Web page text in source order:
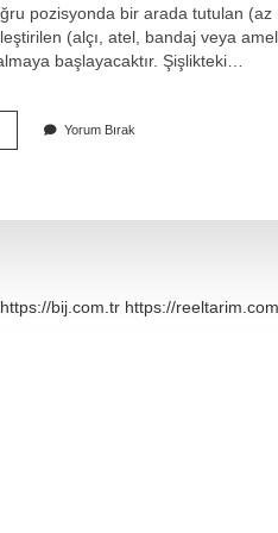
pozisyonda bir arada tutulan
(alçı, atel, bandaj veya
başlayacaktır. Şişlikteki…
Yorum Bırak
https://bij.com.tr https://